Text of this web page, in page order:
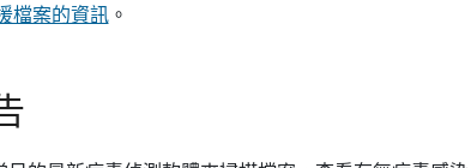
檔案的資訊。